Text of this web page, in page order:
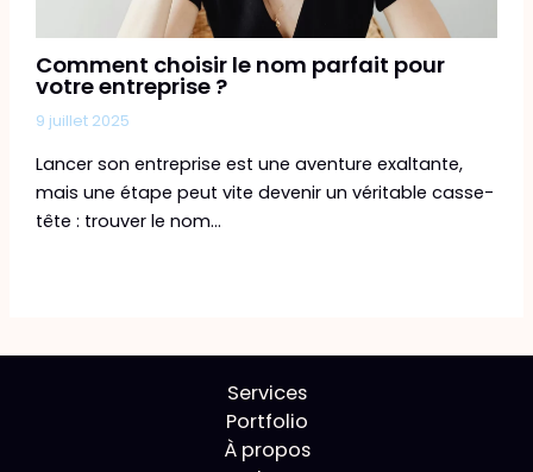
Comment choisir le nom parfait pour
votre entreprise ?
9 juillet 2025
Lancer son entreprise est une aventure exaltante,
mais une étape peut vite devenir un véritable casse-
tête : trouver le nom…
Services
Portfolio
À propos